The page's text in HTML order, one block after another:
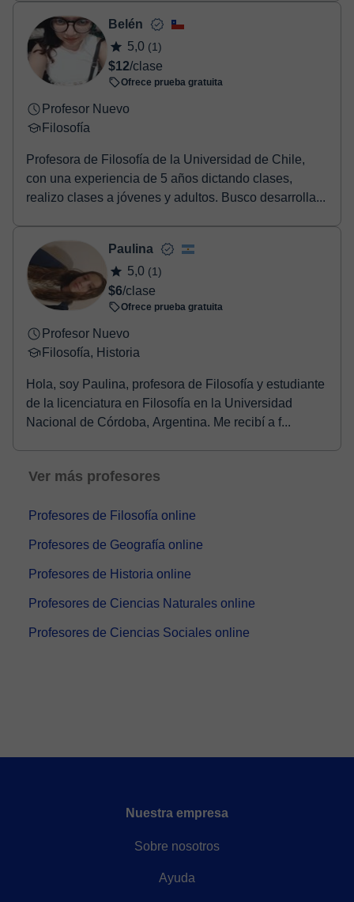
Belén
5,0 (1)
$12/clase
Ofrece prueba gratuita
Profesor Nuevo
Filosofía
Profesora de Filosofía de la Universidad de Chile,
con una experiencia de 5 años dictando clases,
realizo clases a jóvenes y adultos. Busco desarrolla...
Paulina
5,0 (1)
$6/clase
Ofrece prueba gratuita
Profesor Nuevo
Filosofía, Historia
Hola, soy Paulina, profesora de Filosofía y estudiante
de la licenciatura en Filosofía en la Universidad
Nacional de Córdoba, Argentina. Me recibí a f...
Ver más profesores
Profesores de Filosofía online
Profesores de Geografía online
Profesores de Historia online
Profesores de Ciencias Naturales online
Profesores de Ciencias Sociales online
Nuestra empresa
Sobre nosotros
Ayuda